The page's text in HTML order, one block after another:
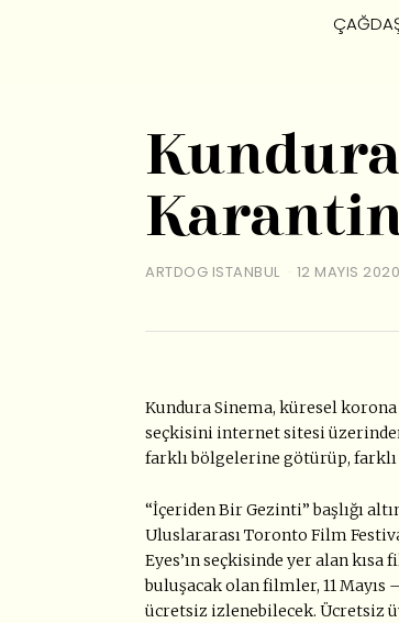
ARTDOG ISTANBUL 12 MAYIS 2020
Kundura Sinema, küresel korona
seçkisini internet sitesi
farklı bölgelerine götürüp, farklı
“İçeriden Bir Gezinti” başlığı
Uluslararası Toronto Film
Eyes’ın seçkisinde yer alan
buluşacak olan filmler, 11 Mayıs
ücretsiz izlenebilecek. Ücretsiz